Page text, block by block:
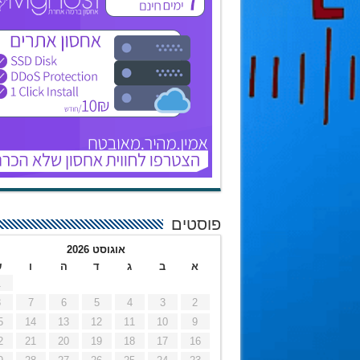
פוסטים
אוגוסט 2026
א
ב ג ד ה ו
2
3
4
5
6
7
9
10
11
12
13
14
16
17
18
19
20
21